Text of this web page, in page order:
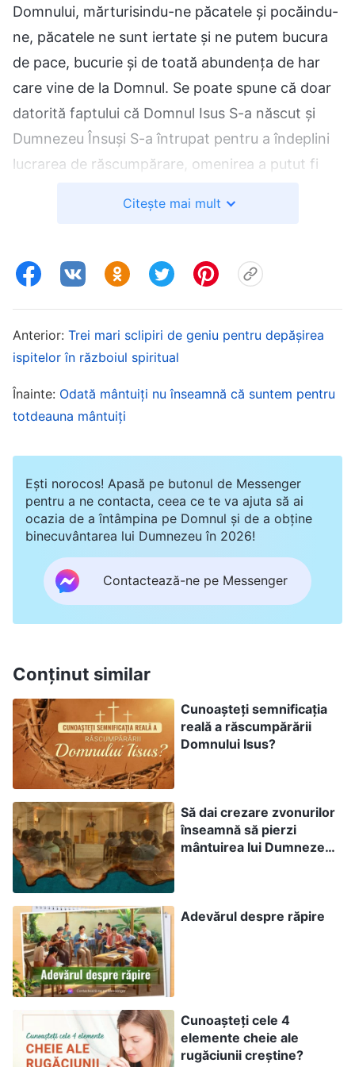
Domnului, mărturisindu-ne păcatele și pocăindu-
ne, păcatele ne sunt iertate și ne putem bucura
de pace, bucurie și de toată abundența de har
care vine de la Domnul. Se poate spune că doar
datorită faptului că Domnul Isus S-a născut și
Dumnezeu Însuși S-a întrupat pentru a îndeplini
lucrarea de răscumpărare, omenirea a putut fi
nemaifiind astfel supusă judecății sau
Domnul Isus S-a născut, cei care L-au urmat au
putut să se bucure de o pace și bucurie reale.
Domnul Isus S-a născut și Duhul lui Dumnezeu S-
a materializat într-un trup obișnuit, folosind
limbajul omenirii pentru a-Și rosti cuvântările,
cunoaștem mai clar, din cuvintele Domnului, voia
noastră cu Dumnezeu poate fi și mai apropiată.
Motivația venirii Domnului Isus pe pământ,
exprimarea adevărului de către El și îndeplinirea
lucrării de răstignire au avut la bază eforturile
asidue ale lui Dumnezeu de a salva umanitatea –
motivația a fost dragostea și mila lui Dumnezeu
Care sunt voia și cerințele Domnului
Isus pentru noi
Când Domnul Isus a terminat lucrarea de
răscumpărare, El a înviat și S-a înălțat la cer; cu
de nașterea Lui, organizează petreceri în seara
de Crăciun și pun în scenă concerte, sărbătorind
Citește mai mult
Anterior: Trei mari sclipiri de geniu pentru depășirea
ispitelor în războiul spiritual
Înainte: Odată mântuiți nu înseamnă că suntem pentru
totdeauna mântuiți
Ești norocos! Apasă pe butonul de Messenger
pentru a ne contacta, ceea ce te va ajuta să ai
ocazia de a întâmpina pe Domnul și de a obține
binecuvântarea lui Dumnezeu în 2026!
Contactează-ne pe Messenger
Conținut similar
Cunoașteți semnificația
reală a răscumpărării
Domnului Isus?
Să dai crezare zvonurilor
înseamnă să pierzi
mântuirea lui Dumnezeu
Adevărul despre răpire
Cunoașteți cele 4
elemente cheie ale
rugăciunii creștine?